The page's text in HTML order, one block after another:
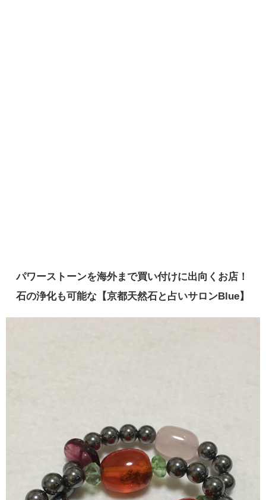
パワーストーンを海外まで買い付けに出向くお店！
石の浄化も可能な【京都天然石と占いサロンBlue】